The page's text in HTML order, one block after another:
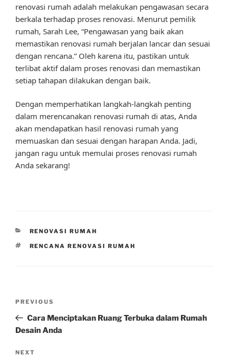
renovasi rumah adalah melakukan pengawasan secara
berkala terhadap proses renovasi. Menurut pemilik
rumah, Sarah Lee, “Pengawasan yang baik akan
memastikan renovasi rumah berjalan lancar dan sesuai
dengan rencana.” Oleh karena itu, pastikan untuk
terlibat aktif dalam proses renovasi dan memastikan
setiap tahapan dilakukan dengan baik.
Dengan memperhatikan langkah-langkah penting
dalam merencanakan renovasi rumah di atas, Anda
akan mendapatkan hasil renovasi rumah yang
memuaskan dan sesuai dengan harapan Anda. Jadi,
jangan ragu untuk memulai proses renovasi rumah
Anda sekarang!
CATEGORIES
RENOVASI RUMAH
TAGS
RENCANA RENOVASI RUMAH
Previous
Post
PREVIOUS
Cara Menciptakan Ruang Terbuka dalam Rumah
Desain Anda
Next
NEXT